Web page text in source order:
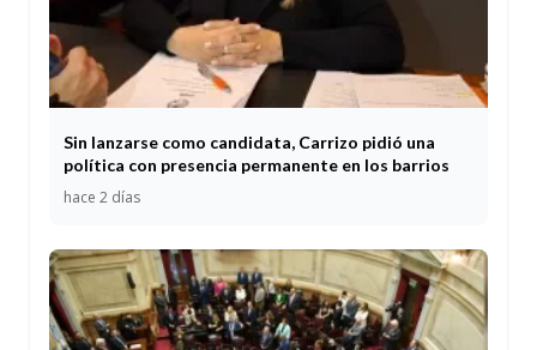
Sin lanzarse como candidata, Carrizo pidió una
política con presencia permanente en los barrios
hace 2 días